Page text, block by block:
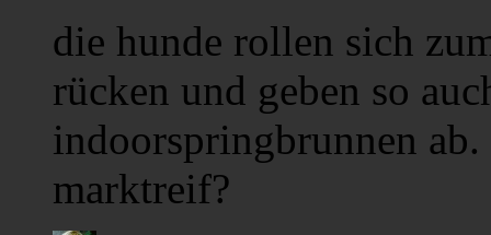
die hunde rollen sich
rücken und geben so
indoorspringbrunnen
marktreif?